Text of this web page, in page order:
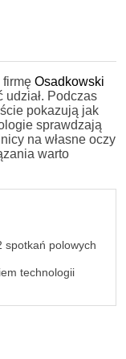
Osadkowski
Podczas
pokazują jak
sprawdzają
na własne oczy
warto
spotkań polowych
technologii